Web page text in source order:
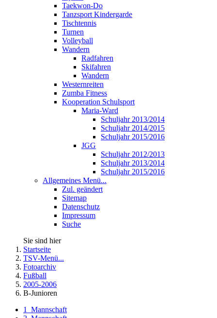
Taekwon-Do
Tanzsport Kindergarde
Tischtennis
Turnen
Volleyball
Wandern
Radfahren
Skifahren
Wandern
Westernreiten
Zumba Fitness
Kooperation Schulsport
Maria-Ward
Schuljahr 2013/2014
Schuljahr 2014/2015
Schuljahr 2015/2016
JGG
Schuljahr 2012/2013
Schuljahr 2013/2014
Schuljahr 2015/2016
Allgemeines Menü...
Zul. geändert
Sitemap
Datenschutz
Impressum
Suche
Sie sind hier
Startseite
TSV-Menü...
Fotoarchiv
Fußball
2005-2006
B-Junioren
1_Mannschaft